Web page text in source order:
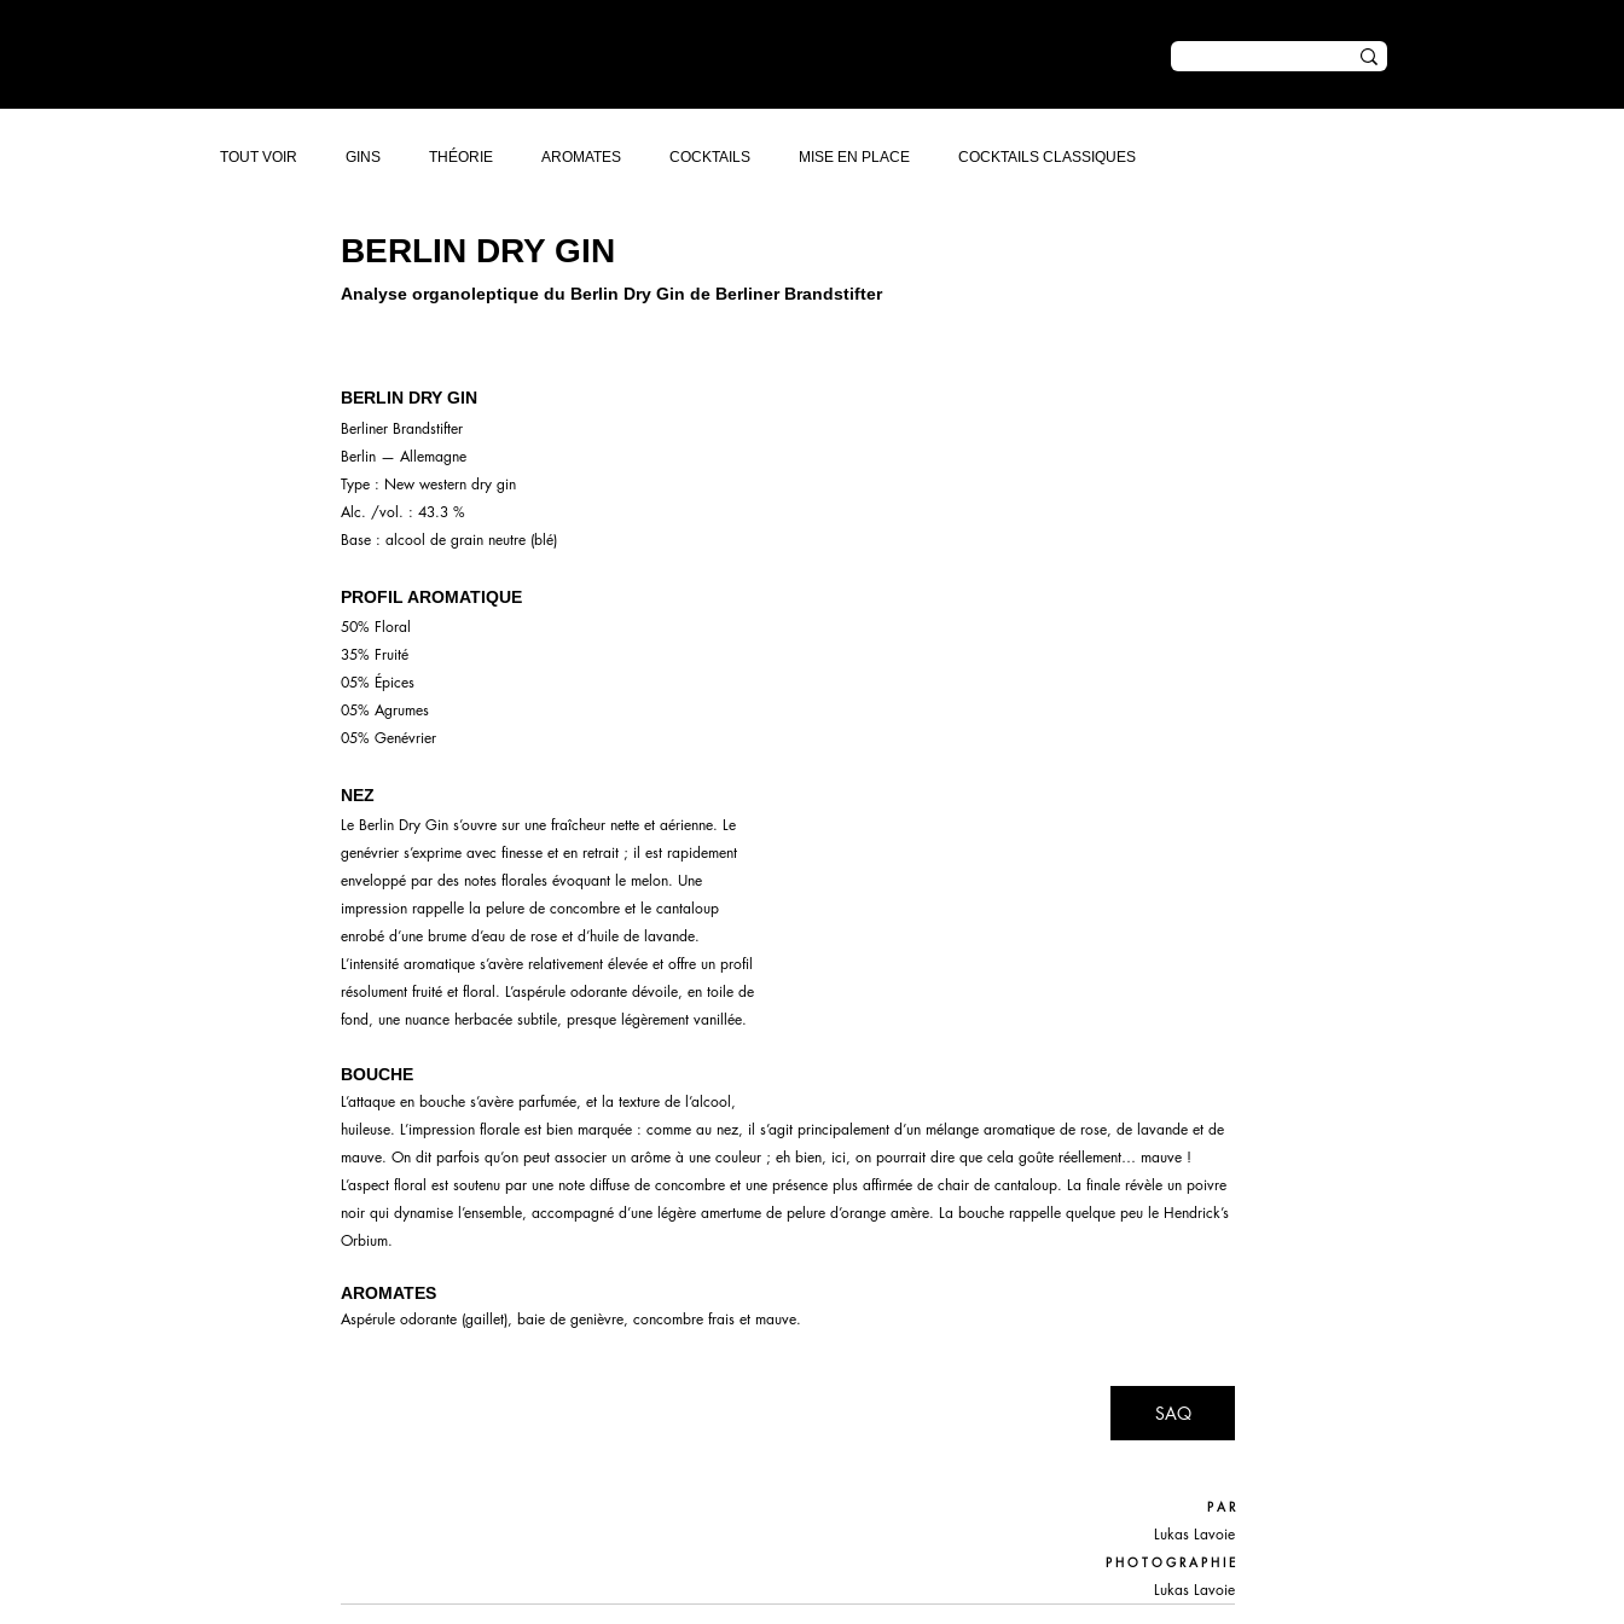
TOUT VOIR GINS THÉORIE AROMATES COCKTAILS MISE EN PLACE COCKTAILS CLASSIQUES
BERLIN DRY GIN
Analyse organoleptique du Berlin Dry Gin de Berliner Brandstifter
BERLIN DRY GIN
Berliner Brandstifter
Berlin — Allemagne
Type : New western dry gin
Alc. /vol. : 43.3 %
Base : alcool de grain neutre (blé)
PROFIL AROMATIQUE
50% Floral
35% Fruité
05% Épices
05% Agrumes
05% Genévrier
NEZ
Le Berlin Dry Gin s’ouvre sur une fraîcheur nette et aérienne. Le
genévrier s’exprime avec finesse et en retrait ; il est rapidement
enveloppé par des notes florales évoquant le melon. Une
impression rappelle la pelure de concombre et le cantaloup
enrobé d’une brume d’eau de rose et d’huile de lavande.
L’intensité aromatique s’avère relativement élevée et offre un profil
résolument fruité et floral. L’aspérule odorante dévoile, en toile de
fond, une nuance herbacée subtile, presque légèrement vanillée.
BOUCHE
L’attaque en bouche s’avère parfumée, et la texture de l’alcool,
huileuse. L’impression florale est bien marquée : comme au nez, il s’agit principalement d’un mélange aromatique de rose, de lavande et de
mauve. On dit parfois qu’on peut associer un arôme à une couleur ; eh bien, ici, on pourrait dire que cela goûte réellement… mauve !
L’aspect floral est soutenu par une note diffuse de concombre et une présence plus affirmée de chair de cantaloup. La finale révèle un poivre
noir qui dynamise l’ensemble, accompagné d’une légère amertume de pelure d’orange amère. La bouche rappelle quelque peu le Hendrick’s
Orbium.
AROMATES
Aspérule odorante (gaillet), baie de genièvre, concombre frais et mauve.
SAQ
P A R
Lukas Lavoie
P H O T O G R A P H I E
Lukas Lavoie